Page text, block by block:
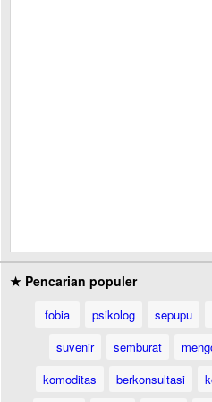
★ Pencarian populer
fobia psikolog sepupu
suvenir
semburat
komoditas
berkonsultasi